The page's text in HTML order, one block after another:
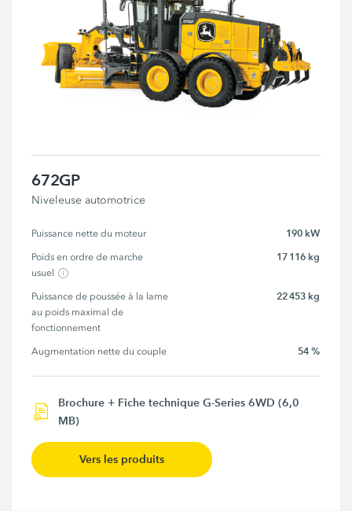
672GP
Niveleuse automotrice
Puissance nette du moteur 190 kW
Poids en ordre de marche
usuel
17 116 kg
Puissance de poussée à la lame
au poids maximal de
fonctionnement
22 453 kg
Augmentation nette du couple 54 %
Brochure + Fiche technique G-Series 6WD (6,0
MB)
Vers les produits